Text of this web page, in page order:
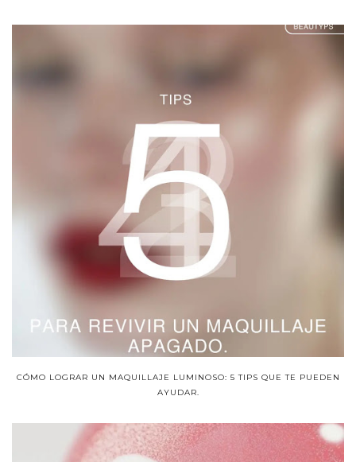
CÓMO LOGRAR UN MAQUILLAJE LUMINOSO: 5 TIPS QUE TE PUEDEN
AYUDAR.